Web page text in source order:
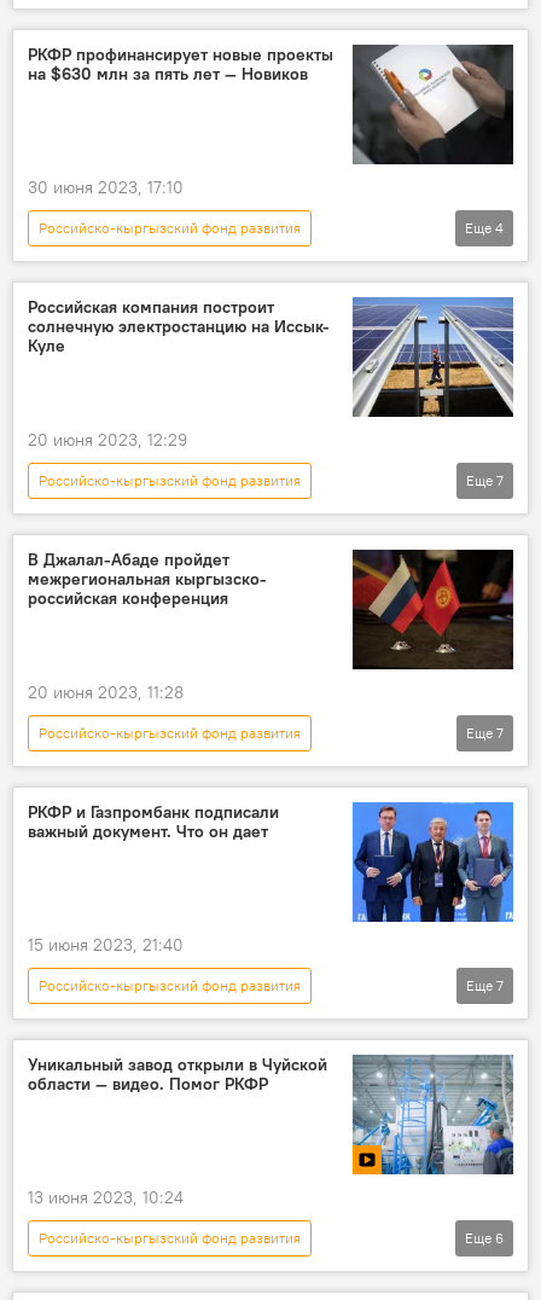
Артем Новиков
Талас
медицина
Кыргызстан
РКФР профинансирует новые проекты
на $630 млн за пять лет — Новиков
30 июня 2023, 17:10
Российско-кыргызский фонд развития
Кыргызстан
экономика
проект
Артем Новиков
Еще 4
Российская компания построит
солнечную электростанцию на Иссык-
Куле
20 июня 2023, 12:29
Российско-кыргызский фонд развития
Пресс-центр
Россия
Кыргызстан
Иссык-Куль
экономика
инвестиции
электростанция
Еще 7
В Джалал-Абаде пройдет
межрегиональная кыргызско-
российская конференция
20 июня 2023, 11:28
Российско-кыргызский фонд развития
Пресс-центр
Кыргызстан
Джалал-Абад
Россия
конференция
Еще 7
РКФР и Газпромбанк подписали
важный документ. Что он дает
15 июня 2023, 21:40
Российско-кыргызский фонд развития
Кыргызстан
Россия
АО "Газпромбанк"
меморандум
банк
фото сопровождение
Еще 7
Уникальный завод открыли в Чуйской
области — видео. Помог РКФР
13 июня 2023, 10:24
Российско-кыргызский фонд развития
Кыргызстан
экономика
завод
Еще 6